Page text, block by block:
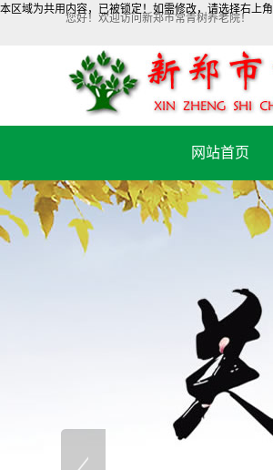
您好！欢迎访问新郑市常青树养老院！
网站首页
本区域为共用内容，已被锁定！如需修改，请选择右上